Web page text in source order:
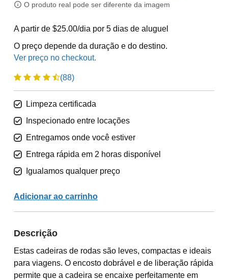
O produto real pode ser diferente da imagem
A partir de $25.00/dia por 5 dias de aluguel
O preço depende da duração e do destino.
(88)
Limpeza certificada
Inspecionado entre locações
Entregamos onde você estiver
Entrega rápida em 2 horas disponível
Igualamos qualquer preço
Adicionar ao carrinho
Descrição
Estas cadeiras de rodas são leves, compactas e ideais
para viagens. O encosto dobrável e de liberação rápida
permite que a cadeira se encaixe perfeitamente em